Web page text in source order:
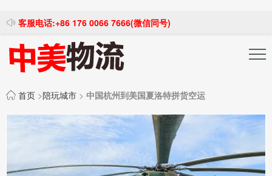
客服电话:+86 176 0066 7666(微信同号)
首页 >陪玩城市 > 中国杭州到美国夏洛特拼货空运